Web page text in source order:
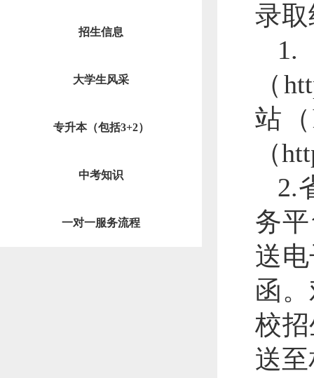
招生信息
大学生风采
专升本（包括3+2）
中考知识
一对一服务流程
录
（
站
（
2.
务平
送
函
校
送